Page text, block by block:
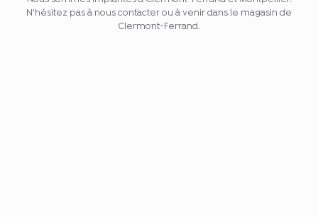
N'hésitez pas à nous contacter ou à venir dans le magasin de
Clermont-Ferrand.